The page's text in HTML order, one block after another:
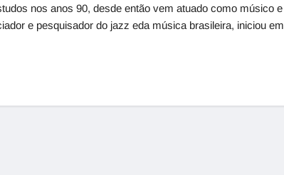
nos anos 90, desde então vem atuado como músico e
e pesquisador do jazz eda música brasileira, iniciou em